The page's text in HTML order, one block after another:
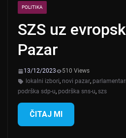
POLITIKA
SZS uz
Pazar
13/12/2023
510 Views
lokalni izbori, novi pazar,
podrška sdp-u, podrška sns-u, szs
ČITAJ MI